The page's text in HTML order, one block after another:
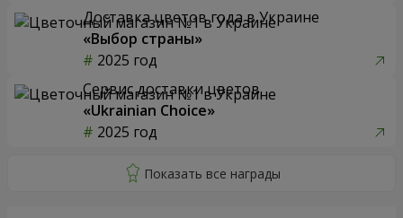
Доставка цветов года в Украине
«Выбор страны»
2025 год
Сервис доставки цветов
«Ukrainian Choice»
2025 год